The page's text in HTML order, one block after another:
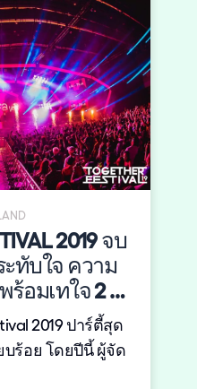
2019 จบ
ทับใจ ความ
ร้อมเทใจ 2 ส
งงานเฟส
2019 ปาร์ตี้สุด
บร้อย โดยปีนี้ ผู้จัด